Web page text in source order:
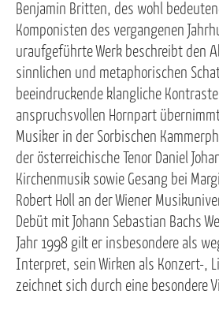
Benjamin Britten, des wohl
Komponisten des vergangenen
uraufgeführte Werk beschreibt den
sinnlichen und metaphorischen
beeindruckende klangliche
anspruchsvollen Hornpart
Musiker in der Sorbischen
der österreichische Tenor Daniel
Kirchenmusik sowie Gesang bei
Robert Holl an der Wiener
Debüt mit Johann Sebastian Bachs
Jahr 1998 gilt er insbesondere als
Interpret, sein Wirken als Konzert-,
zeichnet sich durch eine besondere